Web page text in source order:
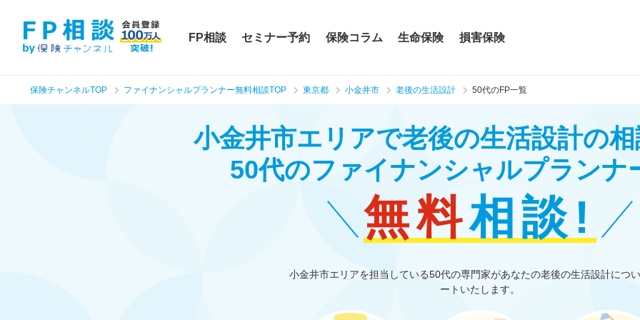
FP相談 セミナー予約 保険コラム 生命保険 損害保険
保険チャンネルTOP ファイナンシャルプランナー無料相談TOP 東京都 小金井市 老後の生活設計 50代のFP一覧
小金井市エリアで老後の生活設計の
50代のファイナンシャルプランナ
無料相談!
小金井市エリアを担当している50代の専門家があなたの老後の生活設計につ
ートいたします。